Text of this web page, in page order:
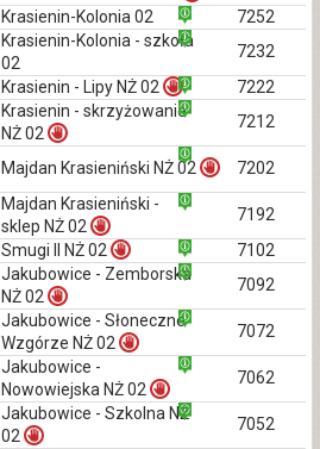
Krasienin-Kolonia 02
7252
Krasienin-Kolonia - szkoła
02
7232
Krasienin - Lipy NŻ 02
7222
Krasienin - skrzyżowanie
NŻ 02
7212
Majdan Krasieniński NŻ 02
7202
Majdan Krasieniński -
sklep NŻ 02
7192
Smugi II NŻ 02
7102
Jakubowice - Zemborska
NŻ 02
7092
Jakubowice - Słoneczne
Wzgórze NŻ 02
7072
Jakubowice -
Nowowiejska NŻ 02
7062
Jakubowice - Szkolna NŻ
02
7052